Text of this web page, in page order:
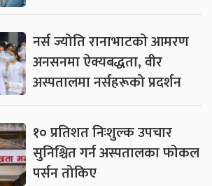
नर्स ज्योति रानाभाटको आमरण
अनसनमा ऐक्यबद्धता, वीर
अस्पतालमा नर्सहरूको प्रदर्शन
१० प्रतिशत निःशुल्क उपचार
सुनिश्चित गर्न अस्पतालका फोकल
पर्सन तोकिए